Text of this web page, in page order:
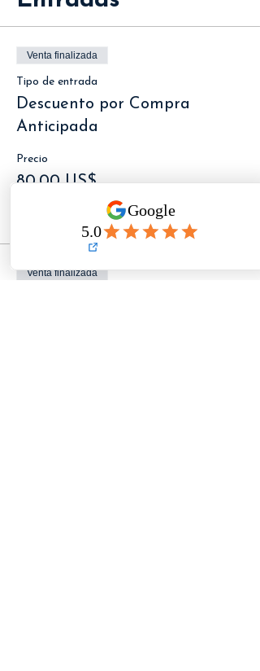
Venta finalizada
Tipo de entrada
Descuento por Compra
Anticipada
Precio
80,00 US$
+2,00 US$ de comisión de servicio de
Venta finalizada